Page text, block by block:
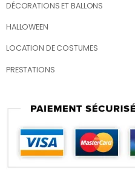
DÉCORATIONS ET BALLONS
HALLOWEEN
LOCATION DE COSTUMES
PRESTATIONS